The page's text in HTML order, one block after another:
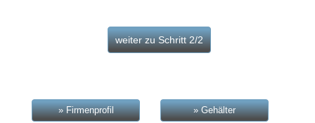
» Firmenprofil » Gehälter